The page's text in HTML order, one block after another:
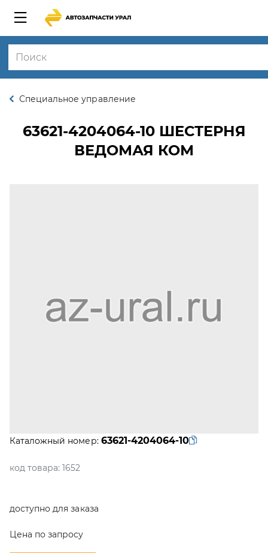
Специальное управление
63621-4204064-10ШЕСТЕРНЯ
ВЕДОМАЯ КОМ
Каталожный номер: 63621-4204064-10
код товара: 1652
доступно для заказа
Цена по запросу